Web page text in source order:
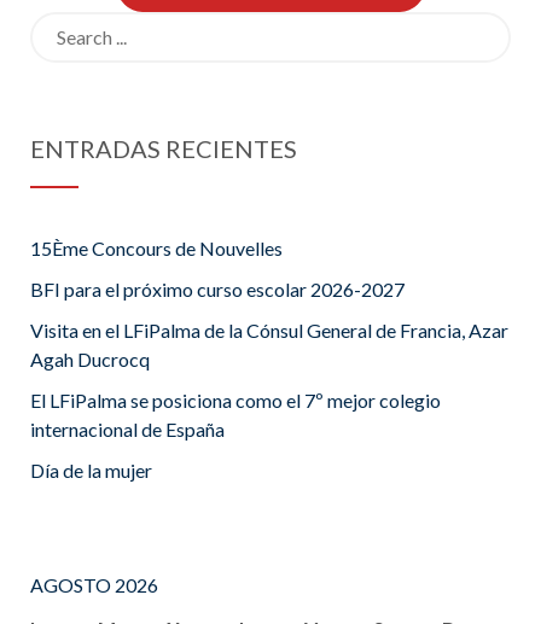
ENTRADAS RECIENTES
15Ème Concours de Nouvelles
BFI para el próximo curso escolar 2026-2027
Visita en el LFiPalma de la Cónsul General de Francia, Azar
Agah Ducrocq
El LFiPalma se posiciona como el 7º mejor colegio
internacional de España
Día de la mujer
AGOSTO 2026